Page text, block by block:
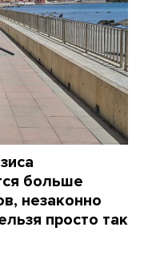
больше
незаконно
просто так